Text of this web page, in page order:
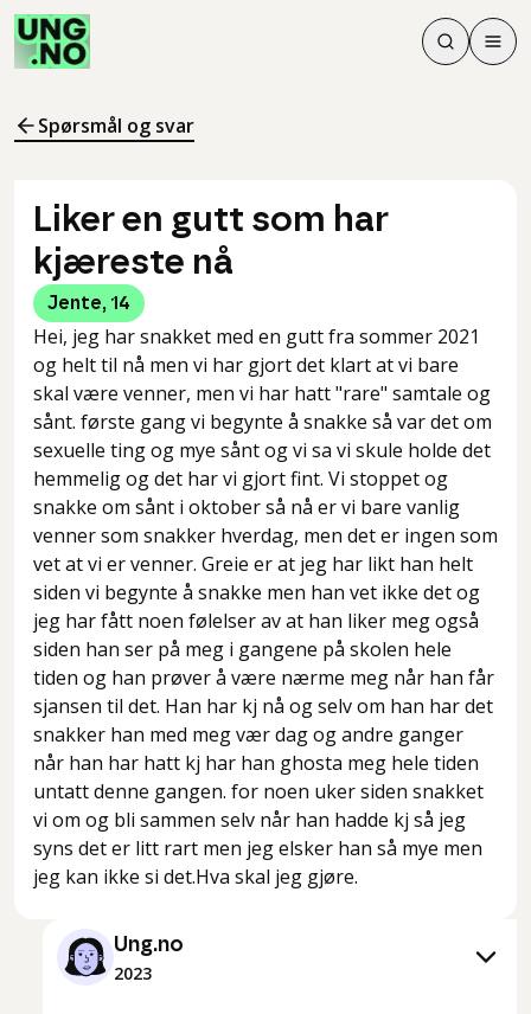
Søk
Søk
Meny
Spørsmål og svar
Liker en gutt som har
kjæreste nå
Jente, 14
Hei, jeg har snakket med en gutt fra sommer 2021
og helt til nå men vi har gjort det klart at vi bare
skal være venner, men vi har hatt "rare" samtale og
sånt. første gang vi begynte å snakke så var det om
sexuelle ting og mye sånt og vi sa vi skule holde det
hemmelig og det har vi gjort fint. Vi stoppet og
snakke om sånt i oktober så nå er vi bare vanlig
venner som snakker hverdag, men det er ingen som
vet at vi er venner. Greie er at jeg har likt han helt
siden vi begynte å snakke men han vet ikke det og
jeg har fått noen følelser av at han liker meg også
siden han ser på meg i gangene på skolen hele
tiden og han prøver å være nærme meg når han får
sjansen til det. Han har kj nå og selv om han har det
snakker han med meg vær dag og andre ganger
når han har hatt kj har han ghosta meg hele tiden
untatt denne gangen. for noen uker siden snakket
vi om og bli sammen selv når han hadde kj så jeg
syns det er litt rart men jeg elsker han så mye men
jeg kan ikke si det.Hva skal jeg gjøre.
Ung.no
2023